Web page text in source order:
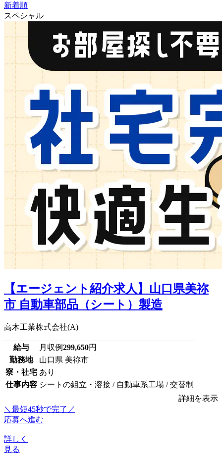
新着順
スペシャル
【エージェント紹介求人】山口県美祢
市 自動車部品（シート）製造
高木工業株式会社(A)
給与 月収例299,650円
勤務地
山口県 美祢市
寮・社宅 あり
仕事内容 シートの組立・溶接 / 自動車系工場 / 交替制
詳細を表示
＼最短45秒で完了／
応募へ進む
詳しく
見る